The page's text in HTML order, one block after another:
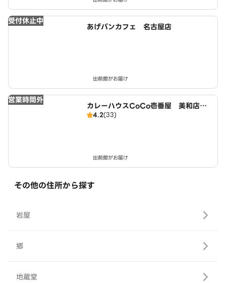
受付休止中
あげパンカフェ 名古屋店
出前館がお届け
営業時間外
カレーハウスCoCo壱番屋 美和店（S
D）
4.2(33)
出前館がお届け
その他の住所から探す
岩屋
郷
地蔵堂